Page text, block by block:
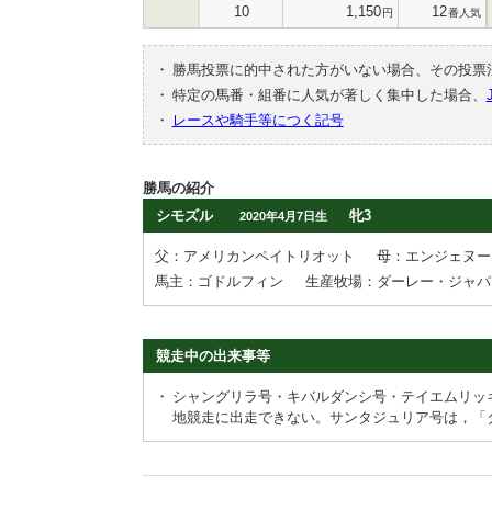
10 1,150円 12番人気
・
勝馬投票に的中された方がいない場合、その投
・ 特定の馬番・組番に人気が著しく集中した場合、
・
レースや騎手等につく記号
勝馬の紹介
シモズル
2020年4月7日生 牝3
父：アメリカンペイトリオット
母：エンジェヌー
馬主：ゴドルフィン
生産牧場：ダーレー・ジャ
競走中の出来事等
・ シャングリラ号・キバルダンシ号・テイエムリ
地競走に出走できない。サンタジュリア号は，